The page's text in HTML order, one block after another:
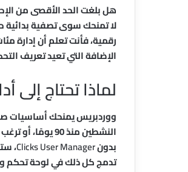
هل بلغت الحد الأقصى من
لا تمنحك سوى تصفية بدائية
رقمية، فأنت تعلم أن إدارة
الإضافة التي تعيد تعريف
لماذا تحتاج إلى
ووردبريس يمنحك أساسيات
بدونClicks User Manager
تدمج كل ذلك في لوحة تحكم